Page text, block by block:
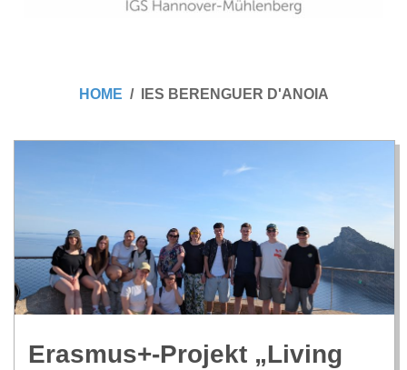
O
N
O
R
E
HOME IES BERENGUER D'ANOIA
Erasmus+-Projekt „Living